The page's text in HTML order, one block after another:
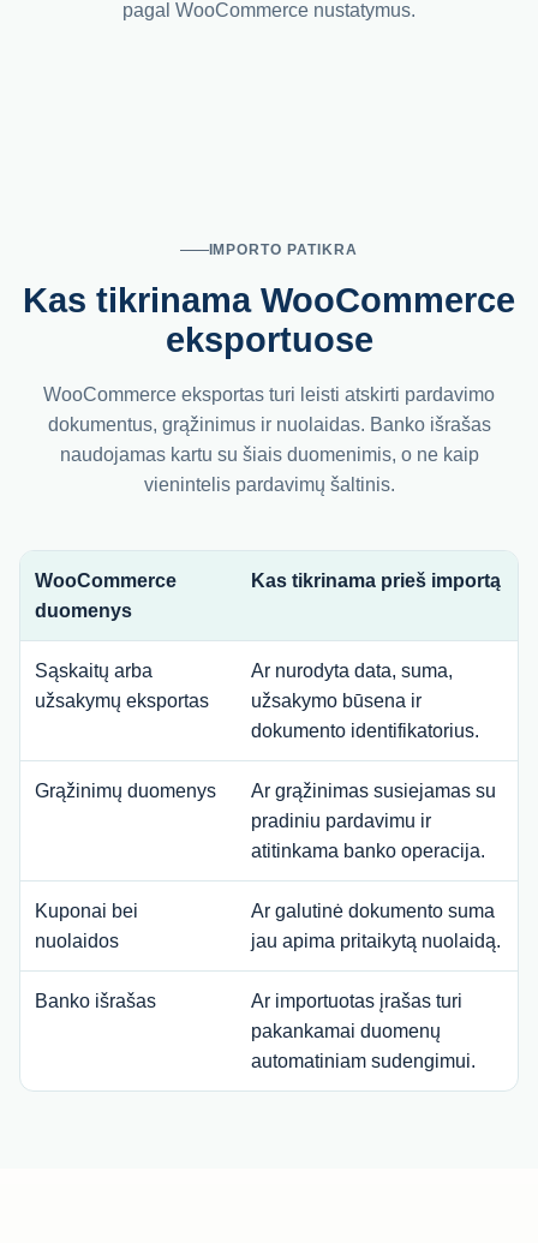
pagal WooCommerce nustatymus.
IMPORTO PATIKRA
Kas tikrinama WooCommerce
eksportuose
WooCommerce eksportas turi leisti atskirti pardavimo
dokumentus, grąžinimus ir nuolaidas. Banko išrašas
naudojamas kartu su šiais duomenimis, o ne kaip
vienintelis pardavimų šaltinis.
WooCommerce
duomenys
Kas tikrinama prieš importą
Sąskaitų arba
užsakymų eksportas
Ar nurodyta data, suma,
užsakymo būsena ir
dokumento identifikatorius.
Grąžinimų duomenys
Ar grąžinimas susiejamas su
pradiniu pardavimu ir
atitinkama banko operacija.
Kuponai bei
nuolaidos
Ar galutinė dokumento suma
jau apima pritaikytą nuolaidą.
Banko išrašas
Ar importuotas įrašas turi
pakankamai duomenų
automatiniam sudengimui.